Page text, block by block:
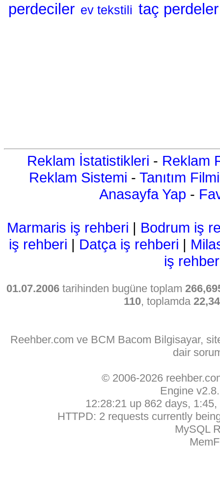
perdeciler ev tekstili taç perdeler
Reklam İstatistikleri - Reklam
Reklam Sistemi - Tanıtım Filmi
Anasayfa Yap -
Marmaris iş rehberi | Bodrum iş
iş rehberi | Datça iş rehberi |
iş
01.07.2006tarihinden bugüne toplam
110, toplamda
Reehber.com ve BCM Bacom Bilgisayar,
dair
© 2006-2026
Engine
12:28:21 up 862 days,
HTTPD: 2 requests currently
MySQL